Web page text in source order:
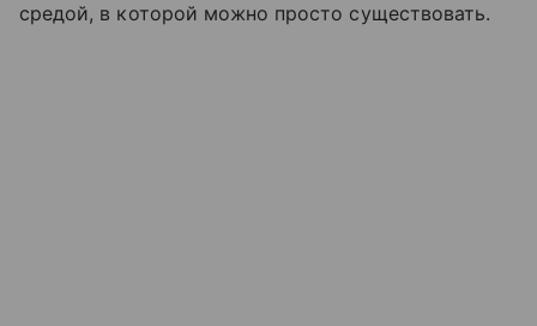
средой, в которой можно просто существовать.